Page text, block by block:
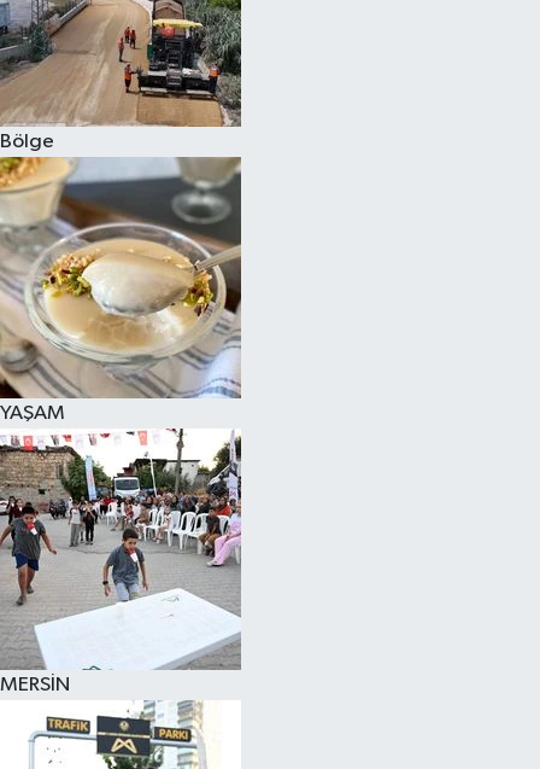
Bölge
YAŞAM
MERSİN